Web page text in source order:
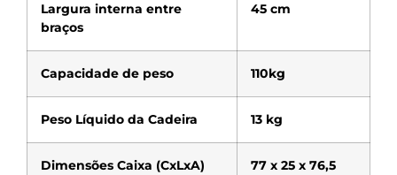
Largura interna entre
braços
45 cm
Capacidade de peso 110kg
Peso Líquido da Cadeira 13 kg
Dimensões Caixa (CxLxA)
77 x 25 x 76,5